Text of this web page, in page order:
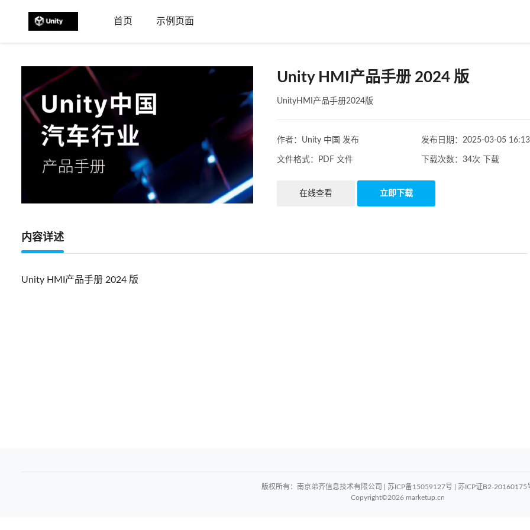
首页 示例页面
Unity HMI产品手册 2024 版
UnityHMI产品手册2024版
作者： Unity 中国 发布 发布日期： 2025-03-05 16:13
文件格式： PDF 文件 下载次数： 34次 下载
在线查看 立即下载
内容详述
Unity HMI产品手册 2024 版
版权所有：南京弟齐信息技术有限公司 | 苏ICP备15059127号 | 苏ICP证B2-20160175
Copyright©2026 marketup.cn